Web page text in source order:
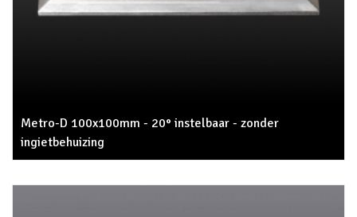
Metro-D 100x100mm - 20° instelbaar - zonder
ingietbehuizing